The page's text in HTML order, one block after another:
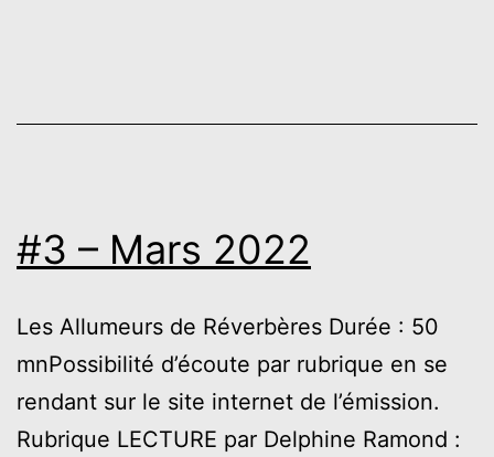
#3 – Mars 2022
Les Allumeurs de Réverbères Durée : 50
mnPossibilité d’écoute par rubrique en se
rendant sur le site internet de l’émission.
Rubrique LECTURE par Delphine Ramond :